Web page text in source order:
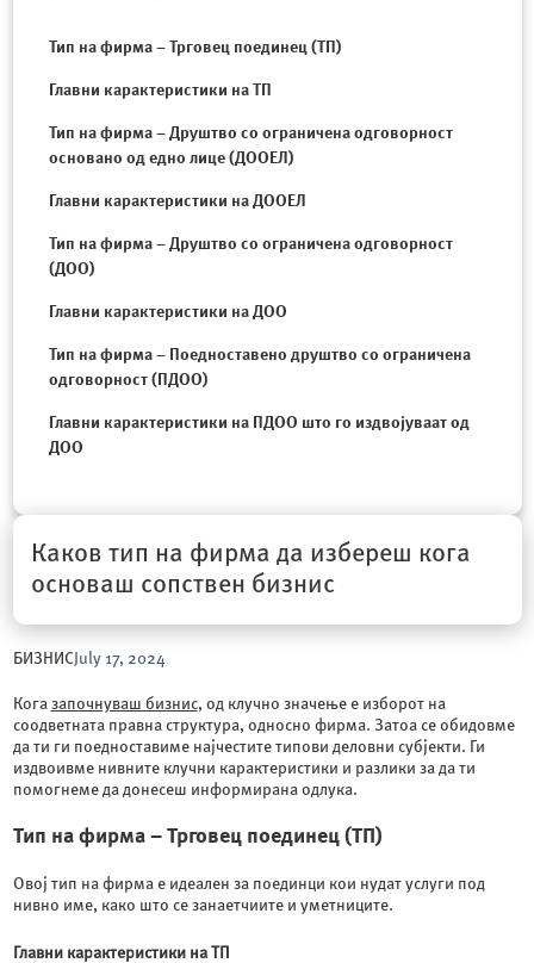
Тип на фирма – Трговец поединец (ТП)
Главни карактеристики на ТП
Тип на фирма – Друштво со ограничена одговорност
основано од едно лице (ДООЕЛ)
Главни карактеристики на ДООЕЛ
Тип на фирма – Друштво со ограничена одговорност
(ДОО)
Главни карактеристики на ДОО
Тип на фирма – Поедноставено друштво со ограничена
одговорност (ПДОО)
Главни карактеристики на ПДОО што го издвојуваат од
ДОО
Каков тип на фирма да избереш кога
основаш сопствен бизнис
БИЗНИС July 17, 2024
Кога започнуваш бизнис, од клучно значење е изборот на
соодветната правна структура, односно фирма. Затоа се обидовме
да ти ги поедноставиме најчестите типови деловни субјекти. Ги
издвоивме нивните клучни карактеристики и разлики за да ти
помогнеме да донесеш информирана одлука.
Тип на фирма – Трговец поединец (ТП)
Овој тип на фирма е идеален за поединци кои нудат услуги под
нивно име, како што се занаетчиите и уметниците.
Главни карактеристики на ТП